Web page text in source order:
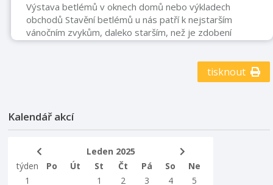
Výstava betlémů v oknech domů nebo výkladech
obchodů Stavění betlémů u nás patří k nejstarším
vánočním zvykům, daleko starším, než je zdobení
vánočního stromku. Není rozdíl mezi betlémy
pro radost tvůrců i diváků. Vydejte se na příjemnou
procházku Štramberkem za půvabnými betlémy.
tisknout
Kalendář akcí
Leden 2025
týden
Po Út St Čt Pá So
Ne
1
1 2 3 4
5